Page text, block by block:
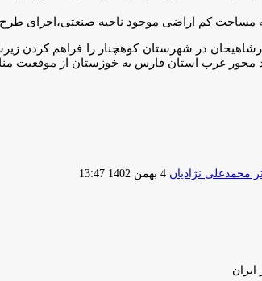
در شهرستان کوهچنار را فراهم کردن
محور غرب استان فارس به خوزستان از موقعیت
نژادیان ارسال
4 بهمن 1402 13:47